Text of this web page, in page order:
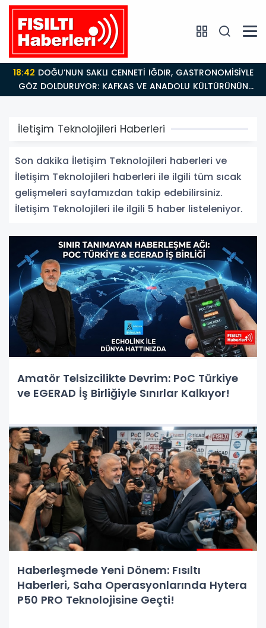
18:42
GÖZ DOLDURUYOR: KAFKAS VE ANADOLU KÜLTÜRÜNÜN
BULUŞMA NOKTASI
İletişim Teknolojileri Haberleri
Son dakika İletişim Teknolojileri haberleri ve
İletişim Teknolojileri haberleri ile ilgili tüm sıcak
gelişmeleri sayfamızdan takip edebilirsiniz.
İletişim Teknolojileri ile ilgili 5 haber listeleniyor.
Amatör Telsizcilikte Devrim: PoC Türkiye
ve EGERAD İş Birliğiyle Sınırlar Kalkıyor!
Haberleşmede Yeni Dönem: Fısıltı
Haberleri, Saha Operasyonlarında Hytera
P50 PRO Teknolojisine Geçti!